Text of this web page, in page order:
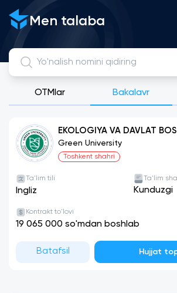
Men talaba
OTMlar Bakalavr
EKOLOGIYA VA DAVLAT
Green University
Toshkent shahri
Ta'lim tili
Ingliz
Ta'lim
Kunduzgi
Kontrakt to'lovi
19 065 000 so'mdan boshlab
Batafsil Hujjat